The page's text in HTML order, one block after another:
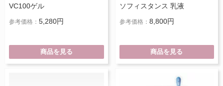
VC100ゲル
参考価格： 5,280円
商品を見る
ソフィスタンス 乳液
参考価格： 8,800円
商品を見る